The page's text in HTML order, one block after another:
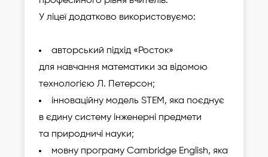
У ліцеї додатково використовуємо:
авторський підхід «Росток»
для навчання математики за відомою
технологією Л. Петерсон;
інноваційну модель STEM, яка поєднує
в єдину систему інженерні предмети
та природничі науки;
мовну програму Cambridge English, яка